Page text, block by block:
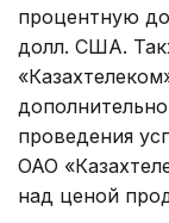
процентную
долл. США.
проведения
ОАО
над ценой